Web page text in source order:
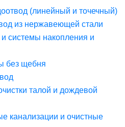
(линейный и точечный)
из нержавеющей стали
системы накопления и
без щебня
талой и дождевой
канализации и очистные